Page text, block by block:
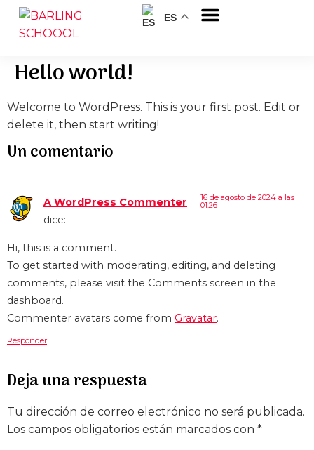
ES
Hello world!
Welcome to WordPress. This is your first post. Edit or
delete it, then start writing!
Un comentario
A WordPress Commenter
dice:
16 de agosto de 2024 a las
01:26
Hi, this is a comment.
To get started with moderating, editing, and deleting
comments, please visit the Comments screen in the
dashboard.
Commenter avatars come from Gravatar.
Responder
Deja una respuesta
Tu dirección de correo electrónico no será publicada.
Los campos obligatorios están marcados con *